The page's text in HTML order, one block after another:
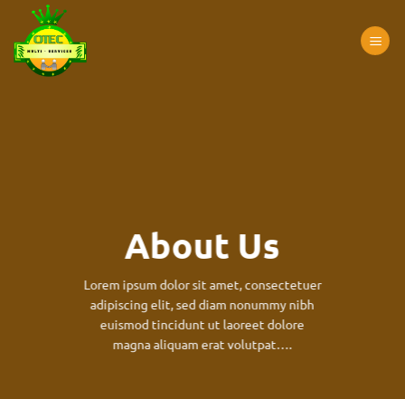
Passer
contenu
About Us
Lorem ipsum dolor sit amet, consectetuer
adipiscing elit, sed diam nonummy nibh
euismod tincidunt ut laoreet dolore
magna aliquam erat volutpat….